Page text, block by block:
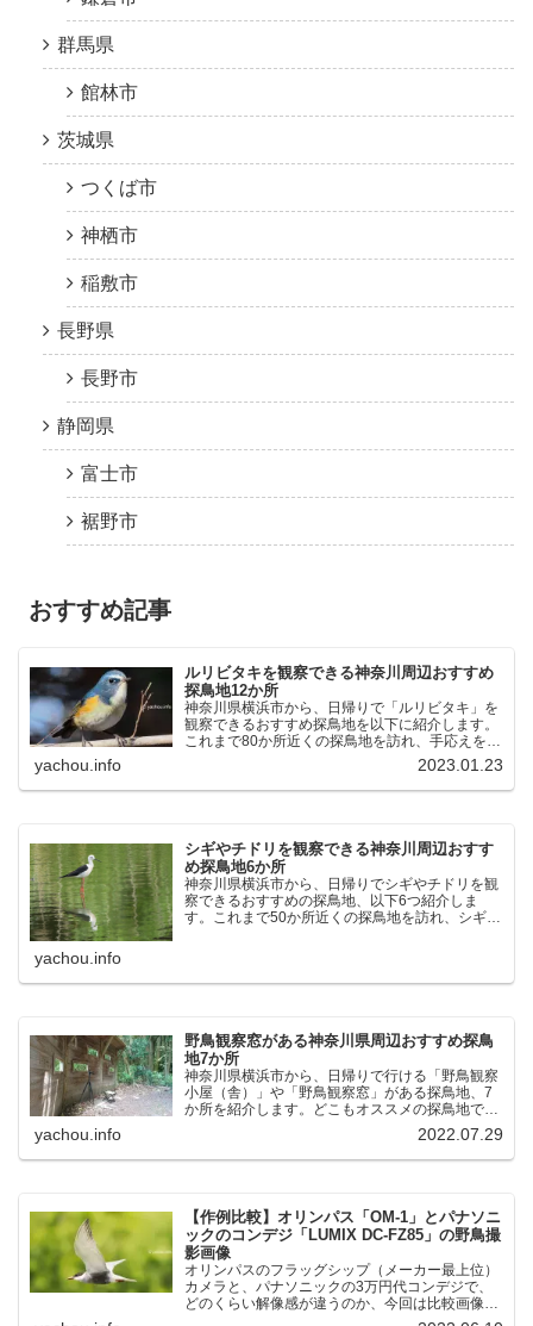
群馬県
館林市
茨城県
つくば市
神栖市
稲敷市
長野県
長野市
静岡県
富士市
裾野市
おすすめ記事
ルリビタキを観察できる神奈川周辺おすすめ
探鳥地12か所
神奈川県横浜市から、日帰りで「ルリビタキ」を
観察できるおすすめ探鳥地を以下に紹介します。
これまで80か所近くの探鳥地を訪れ、手応えを感
じた場所です。以下、★ が多いほど観察しやす
く、出現頻度が高いと感じた場所です。 北本自然
観察公園：埼玉県...
yachou.info 2023.01.23
シギやチドリを観察できる神奈川周辺おすす
め探鳥地6か所
神奈川県横浜市から、日帰りでシギやチドリを観
察できるおすすめの探鳥地、以下6つ紹介しま
す。これまで50か所近くの探鳥地を訪れ、シギや
yachou.info
野鳥観察窓がある神奈川県周辺おすすめ探鳥
地7か所
神奈川県横浜市から、日帰りで行ける「野鳥観察
小屋（舎）」や「野鳥観察窓」がある探鳥地、7
か所を紹介します。どこもオススメの探鳥地で
す。実際に訪れてみると、野山にいる野鳥、海や
湖にいる野鳥それぞれ違う観察になりました。街
中にあり、電車で行ける...
yachou.info 2022.07.29
【作例比較】オリンパス「OM-1」とパナソニ
ックのコンデジ「LUMIX DC-FZ85」の野鳥撮
影画像
オリンパスのフラッグシップ（メーカー最上位）
カメラと、パナソニックの3万円代コンデジで、
どのくらい解像感が違うのか、今回は比較画像を
紹介します。私はコンデジを愛用しているのです